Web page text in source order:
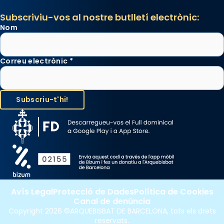
Subscriviu-vos al nostre butlletí electrònic:
Nom
Correu electrònic *
Copyright 2026 ©ARQUEBISBAT DE BARCELONA, tots els drets
reservats.
Avís LegalProtecció de DadesPolítica de Cookies
Canal de denúncia